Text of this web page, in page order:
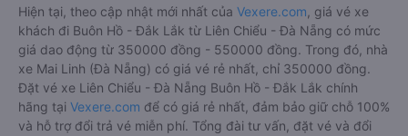
Hiện tại, theo cập nhật mới nhất của Vexere.com , giá vé xe
khách đi Buôn Hồ - Đắk Lắk từ Liên Chiểu - Đà Nẵng có mức
giá dao động từ 350000 đồng - 550000 đồng. Trong đó, nhà
xe Mai Linh (Đà Nẵng) có giá vé rẻ nhất, chỉ 350000 đồng.
Đặt vé xe Liên Chiểu - Đà Nẵng Buôn Hồ - Đắk Lắk chính
hãng tại Vexere.com để có giá rẻ nhất, đảm bảo giữ chỗ 100%
và hỗ trợ đổi trả vé miễn phí. Tổng đài tư vấn, đặt vé và đổi